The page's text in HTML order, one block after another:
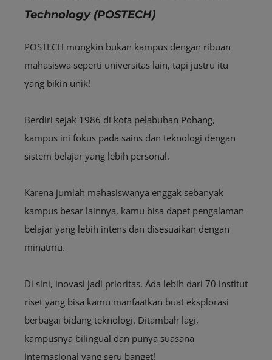
Technology (POSTECH)
POSTECH mungkin bukan kampus dengan ribuan
mahasiswa seperti universitas lain, tapi justru itu
yang bikin unik!
Berdiri sejak 1986 di kota pelabuhan Pohang,
kampus ini fokus pada sains dan teknologi dengan
sistem belajar yang lebih personal.
Karena jumlah mahasiswanya enggak sebanyak
kampus besar lainnya, kamu bisa dapet pengalaman
belajar yang lebih intens dan disesuaikan dengan
minatmu.
Di sini, inovasi jadi prioritas. Ada lebih dari 70 institut
riset yang bisa kamu manfaatkan buat eksplorasi
berbagai bidang teknologi. Ditambah lagi,
kampusnya bilingual dan punya suasana
internasional yang seru banget!